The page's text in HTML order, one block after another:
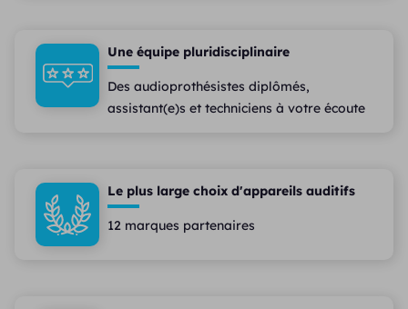
Une équipe pluridisciplinaire
Des audioprothésistes diplômés,
assistant(e)s et techniciens à votre écoute
Le plus large choix d'appareils auditifs
12 marques partenaires